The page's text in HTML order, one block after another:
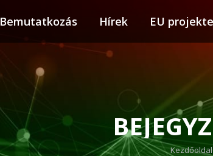
Bemutatkozás Hírek EU
You are
Kezdőoldal
Bemutatkozás Hírek EU